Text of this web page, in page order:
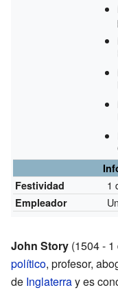
Festividad
1
Empleador
John Story (1504 -
político, profesor,
de Inglaterray es